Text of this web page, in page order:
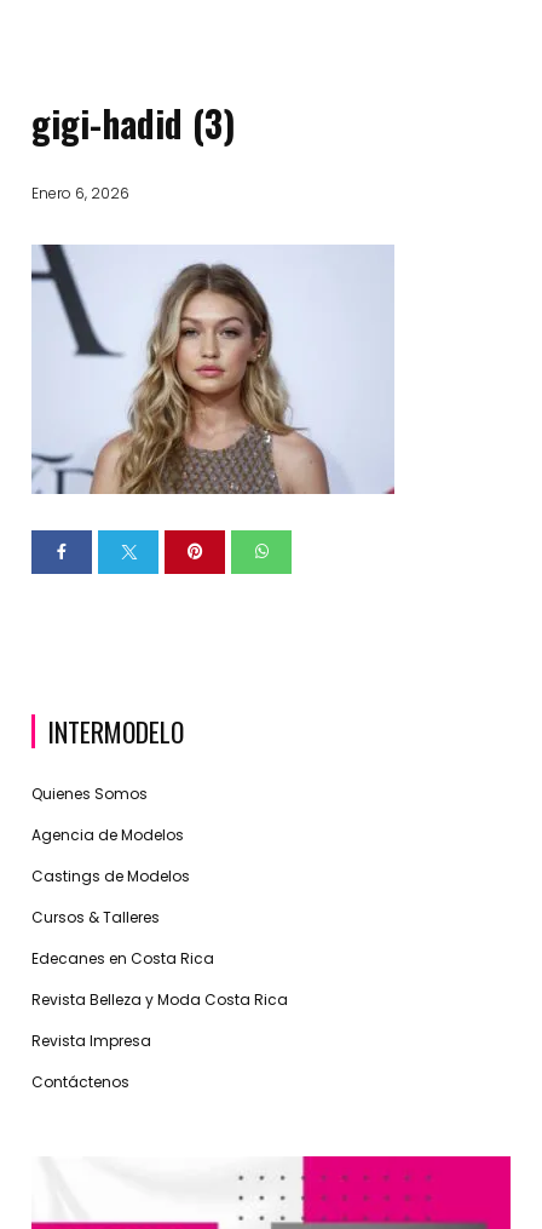
gigi-hadid (3)
Enero 6, 2026
INTERMODELO
Quienes Somos
Agencia de Modelos
Castings de Modelos
Cursos & Talleres
Edecanes en Costa Rica
Revista Belleza y Moda Costa Rica
Revista Impresa
Contáctenos